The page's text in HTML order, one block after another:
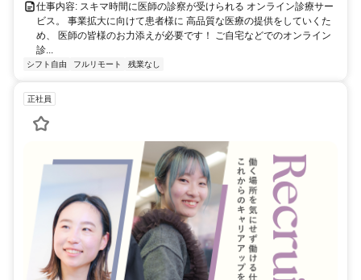
仕事内容: スキマ時間に医師の診察が受けられる オンライン診療サー
ビス。 事業拡大に向けて患者様に 高品質な医療の提供をしていくた
め、 医師の皆様のお力添えが必要です！ ご自宅などでのオンライン
診...
シフト自由 フルリモート 残業なし
正社員